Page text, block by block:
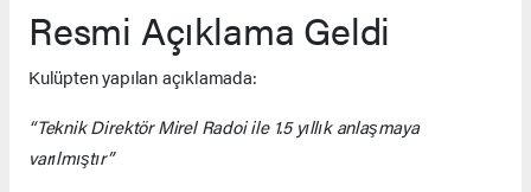
Resmi Açıklama Geldi
Kulüpten yapılan açıklamada:
“Teknik Direktör Mirel Radoi ile 1.5 yıllık anlaşmaya
varılmıştır”